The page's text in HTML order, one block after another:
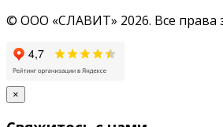
© ООО «СЛАВИТ» 2026. Все
×